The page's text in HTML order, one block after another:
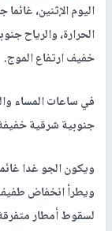
اليوم الإثنين،
الحرارة، والرياح
خفيف ارتفاع الموج.
في ساعات المساء
جنوبية شرقية
ويكون الجو غدا
ويطرأ انخفاض
لسقوط أمطار